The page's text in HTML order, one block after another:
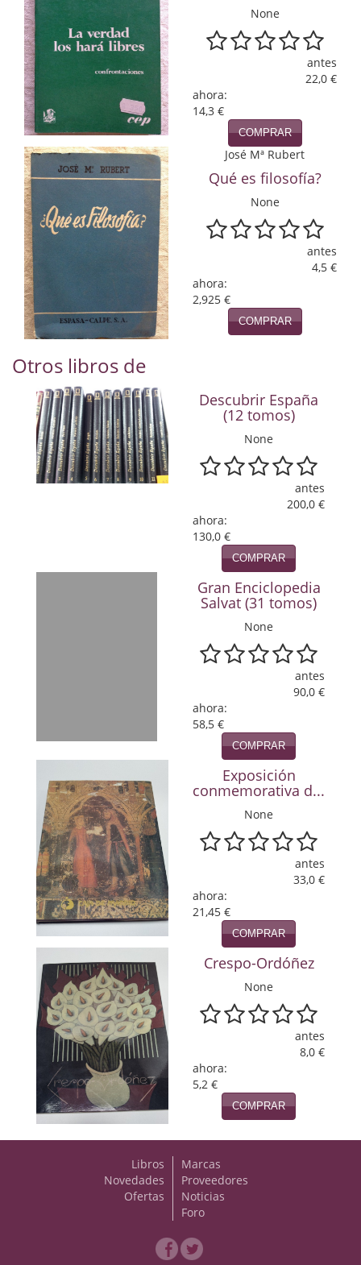
Local
Mafia y espionaje
Matemáticas
Medicina
Música
Naturaleza
Novela Extranjera
Novela fantástica
Novela histórica
Novela negra
Otros idiomas
Papás, Mamás, bebés...
Papás, Mamás, Bebés...
Teatro
Tema Local
Terror
Terrorismo
Varios
Viajes
Viajesç
None
antes
22,0 €
ahora:
14,3 €
COMPRAR
José Mª Rubert
Qué es filosofía?
None
antes
4,5 €
ahora:
2,925 €
COMPRAR
Otros libros de
Descubrir España
(12 tomos)
None
antes
200,0 €
ahora:
130,0 €
COMPRAR
Gran Enciclopedia
Salvat (31 tomos)
None
antes
90,0 €
ahora:
58,5 €
COMPRAR
Exposición
conmemorativa d...
None
antes
33,0 €
ahora:
21,45 €
COMPRAR
Crespo-Ordóñez
None
antes
8,0 €
ahora:
5,2 €
COMPRAR
Libros
Novedades
Ofertas
Marcas
Proveedores
Noticias
Foro